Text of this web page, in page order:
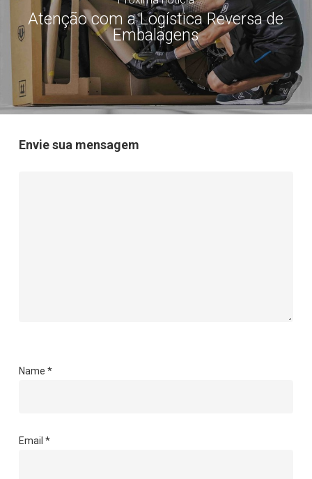
Atenção com a Logística Reversa de
Embalagens
Envie sua mensagem
Name *
Email *